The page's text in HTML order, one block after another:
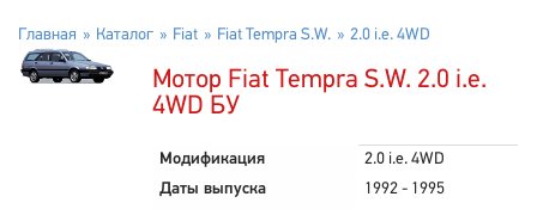
Главная Каталог Fiat Fiat Tempra S.W. 2.0 i.e. 4WD
Мотор Fiat Tempra S.W. 2.0 i.e.
4WD БУ
Модификация
2.0 i.e. 4WD
Даты выпуска
1992 - 1995